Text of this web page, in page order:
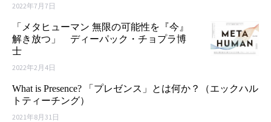
2022年7月7日
「メタヒューマン 無限の可能性を『今』
解き放つ」 ディーパック・チョプラ博
士
2022年2月4日
What is Presence? 「プレゼンス」とは何か？（エックハル
トティーチング）
2021年8月31日